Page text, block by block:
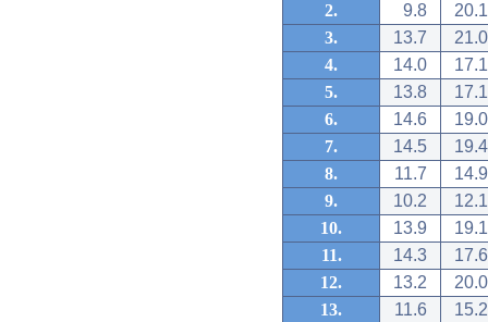
2.
9.8
20.1
3.
13.7
21.0
4.
14.0
17.1
5.
13.8
17.1
6.
14.6
19.0
7.
14.5
19.4
8.
11.7
14.9
9.
10.2
12.1
10.
13.9
19.1
11.
14.3
17.6
12.
13.2
20.0
13.
11.6
15.2